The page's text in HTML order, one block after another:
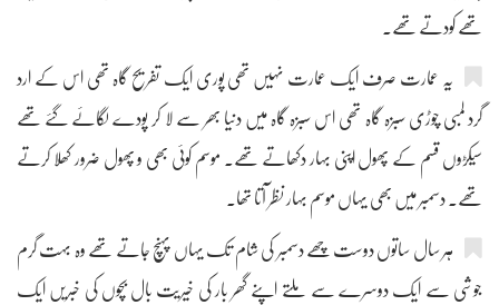
تھے کودتے تھے۔
یہ عمارت صرف ایک عمارت نہیں تھی پوری ایک تفریح گاہ تھی اس کے ارد
گرد لمبی چوڑی سبزہ گاہ تھی اس سبزہ گاہ میں دنیا بھر سے لا کر پودے لگائے گئے تھے
سیکڑوں قسم کے پھول اپنی بہار دکھاتے تھے۔ موسم کوئی بھی و پھول ضرور کھلا کرتے
تھے۔ دسمبر میں بھی یہاں موسم بہار نظر آتا تھا۔
ہر سال ساتوں دوست چھے دسمبر کی شام تک یہاں پہنچ جاتے تھے وہ بہت گرم
جوشی سے ایک دوسرے سے ملتے اپنے گھر بار کی خیریت بال بچوں کی خبریں ایک